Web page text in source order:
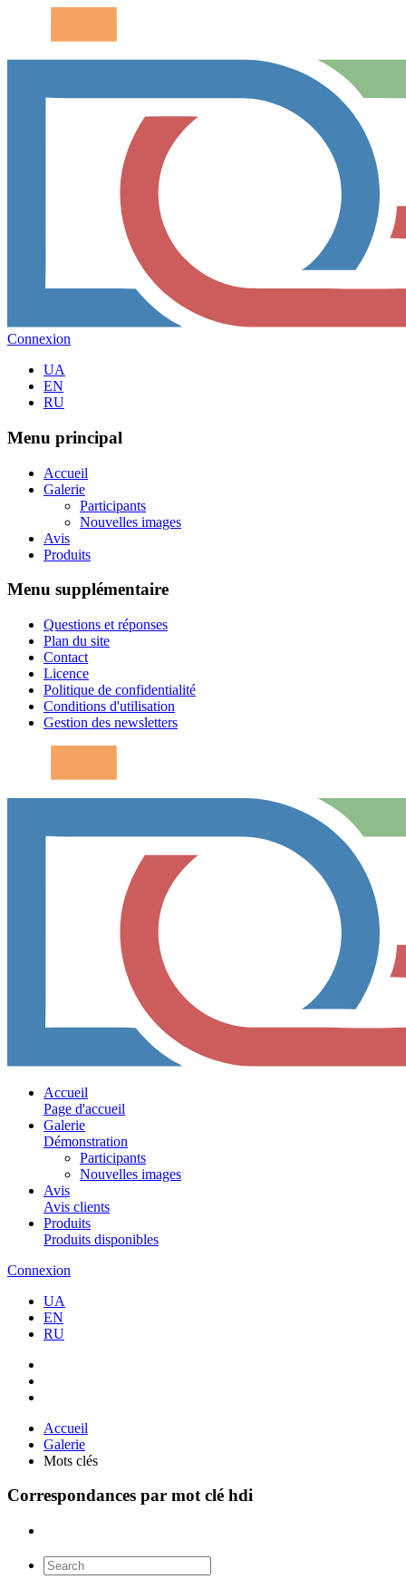
Connexion
UA
EN
RU
Menu principal
Accueil
Galerie
Participants
Nouvelles images
Avis
Produits
Menu supplémentaire
Questions et réponses
Plan du site
Contact
Licence
Politique de confidentialité
Conditions d'utilisation
Gestion des newsletters
Accueil
Page d'accueil
Galerie
Démonstration
Participants
Nouvelles images
Avis
Avis clients
Produits
Produits disponibles
Connexion
UA
EN
RU
Accueil
Galerie
Mots clés
Correspondances par mot clé hdi